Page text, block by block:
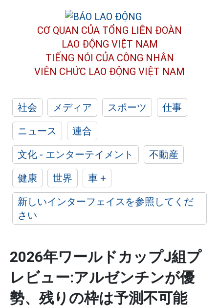
CƠ QUAN CỦA TỔNG LIÊN ĐOÀN
LAO ĐỘNG VIỆT NAM
TIẾNG NÓI CỦA CÔNG NHÂN
VIÊN CHỨC LAO ĐỘNG VIỆT NAM
社会 メディア スポーツ
仕事
ニュース
連合
文化 - エンターテイメント
不動産
健康
世界
車 +
新しいインターフェイスを参照してくだ
さい
2026年ワールドカップJ組プ
レビュー:アルゼンチンが優
勢、残りの枠は予測不可能